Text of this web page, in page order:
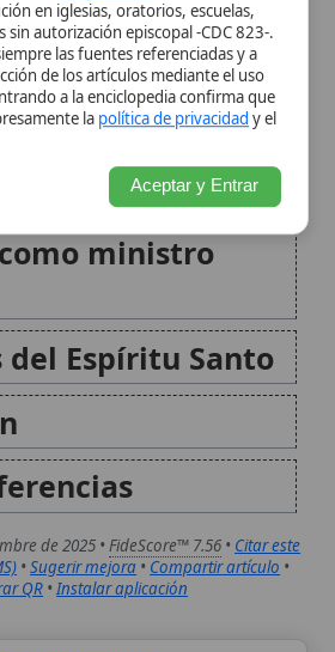
ministro
Espíritu Santo
de 2025 •
•Instalar aplicación
hijo de Dios
por la Iglesia Católica como
de Dios, consustancial al
verdadero hombre para la
Este dogma,
Escritura y definido por
de los tres sacramentos de